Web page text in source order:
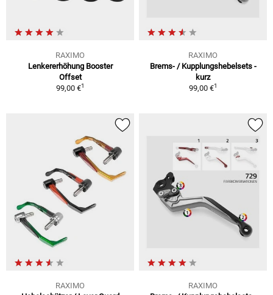
RAXIMO
Lenkererhöhung Booster
Offset
99,00 €1
RAXIMO
Brems- / Kupplungshebelsets -
kurz
99,00 €1
RAXIMO
RAXIMO